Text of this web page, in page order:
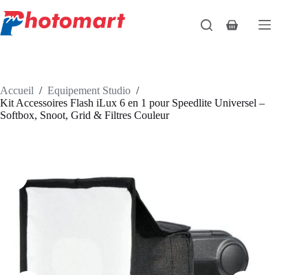
au
contenu
Panier
Accueil / Equipement Studio /
Kit Accessoires Flash iLux 6 en 1 pour Speedlite Universel –
Softbox, Snoot, Grid & Filtres Couleur